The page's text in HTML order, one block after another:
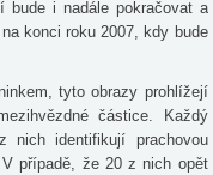
bude i nadále pokračovat a
konci roku 2007, kdy bude
tyto obrazy prohlížejí
částice. Každý
nich identifikují prachovou
případě, že 20 z nich opět